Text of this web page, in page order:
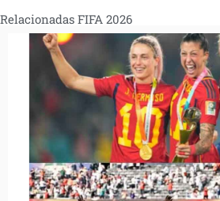
Relacionadas FIFA 2026